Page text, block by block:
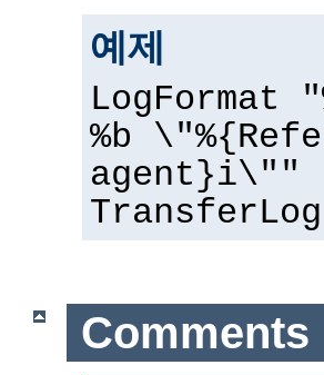
예제
LogFormat
%b
agent}i\""
Comments